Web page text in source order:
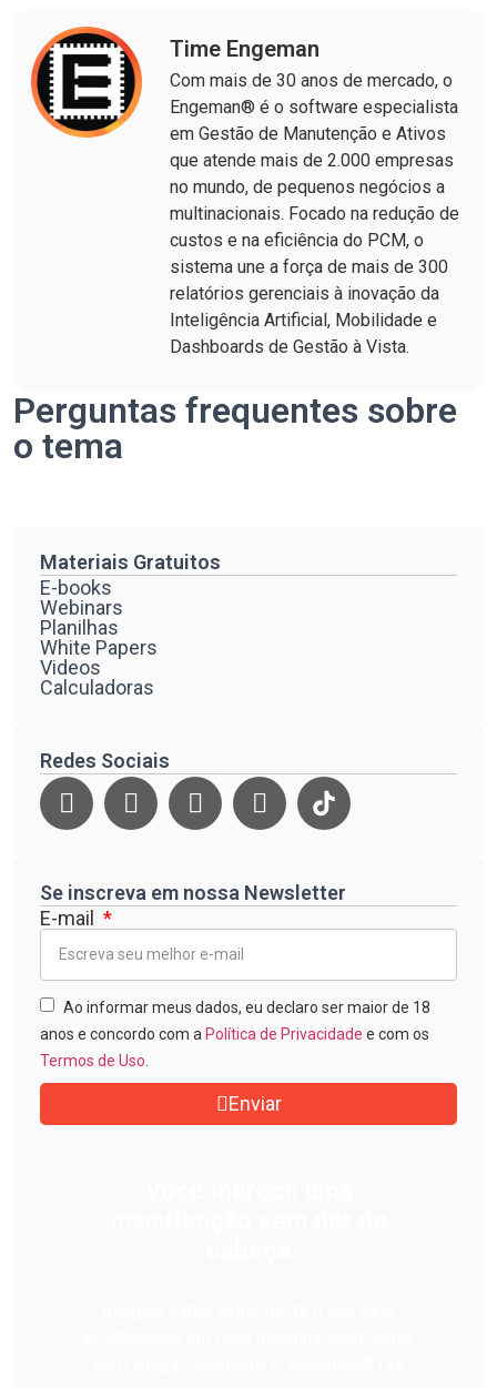
Time Engeman
Com mais de 30 anos de mercado, o
Engeman® é o software especialista
em Gestão de Manutenção e Ativos
que atende mais de 2.000 empresas
no mundo, de pequenos negócios a
multinacionais. Focado na redução de
custos e na eficiência do PCM, o
sistema une a força de mais de 300
relatórios gerenciais à inovação da
Inteligência Artificial, Mobilidade e
Dashboards de Gestão à Vista.
Perguntas frequentes sobre
o tema
Materiais Gratuitos
E-books
Webinars
Planilhas
White Papers
Videos
Calculadoras
Redes Sociais
Se inscreva em nossa Newsletter
E-mail
Ao informar meus dados, eu declaro ser maior de 18
anos e concordo com a Política de Privacidade e com os
Termos de Uso
Enviar